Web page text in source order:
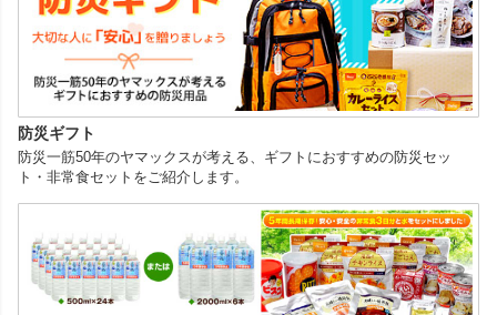
防災ギフト
防災一筋50年のヤマックスが考える、ギフトにおすすめの防災セッ
ト・非常食セットをご紹介します。